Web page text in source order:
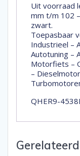
Uit voorraad
mm t/m 102
zwart.
Toepasbaar
Industrieel –
Autotuning –
Motorfiets –
–
QHER9-